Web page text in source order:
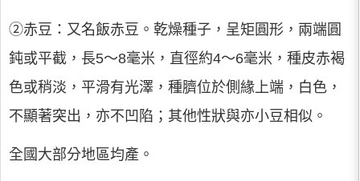
②赤豆：又名飯赤豆。乾燥種子，呈矩圓形，兩端圓
鈍或平截，長5～8毫米，直徑約4～6毫米，種皮赤褐
色或稍淡，平滑有光澤，種臍位於側緣上端，白色，
不顯著突出，亦不凹陷；其他性狀與亦小豆相似。
全國大部分地區均產。